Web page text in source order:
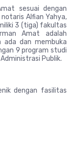
sesuai dengan
Alfian Yahya,
3 (tiga) fakultas
Amat adalah
dan membuka
9 program studi
Publik.
dengan fasilitas